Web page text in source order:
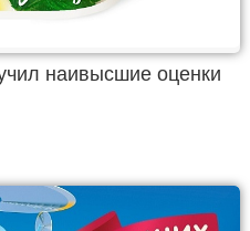
наивысшие оценки